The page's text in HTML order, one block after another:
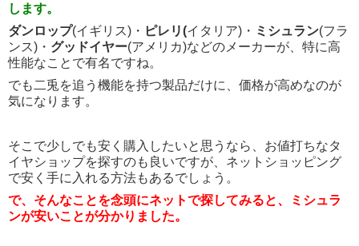
します。
ダンロップ(イギリス)・ ピレリ(イタリア)・ ミシュラン(フラ
ンス)・ グッドイヤー(アメリカ)などのメーカーが、特に高
性能なことで有名ですね。
でも二兎を追う機能を持つ製品だけに、価格が高めなのが
気になります。
そこで少しでも安く購入したいと思うなら、お値打ちなタ
イヤショップを探すのも良いですが、ネットショッピング
で安く手に入れる方法もあるでしょう。
で、そんなことを念頭にネットで探してみると、ミシュラ
ンが安いことが分かりました。